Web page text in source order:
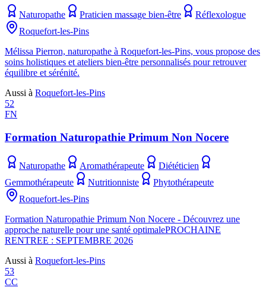
Naturopathe Praticien massage bien-être
Réflexologue
Roquefort-les-Pins
Mélissa Pierron, naturopathe à Roquefort-les-Pins, vous propose des
soins holistiques et ateliers bien-être personnalisés pour retrouver
équilibre et sérénité.
Aussi à Roquefort-les-Pins
52
FN
Formation Naturopathie Primum Non Nocere
Naturopathe Aromathérapeute
Diététicien
Gemmothérapeute
Nutritionniste
Phytothérapeute
Roquefort-les-Pins
Formation Naturopathie Primum Non Nocere - Découvrez une
approche naturelle pour une santé optimalePROCHAINE
RENTREE : SEPTEMBRE 2026
Aussi à Roquefort-les-Pins
53
CC